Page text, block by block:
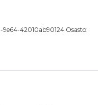
9e64-42010ab90124 Osasto: